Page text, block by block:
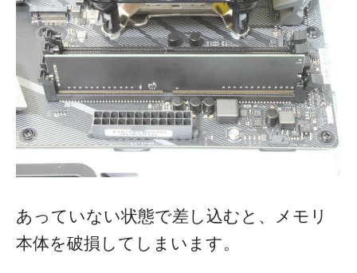
あっていない状態で差し込むと、メモリ
本体を破損してしまいます。